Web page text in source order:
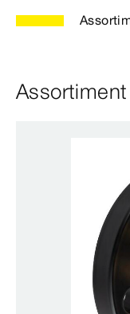
Assortiment